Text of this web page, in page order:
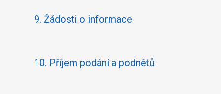
9. Žádosti o informace
10. Příjem podání a podnětů